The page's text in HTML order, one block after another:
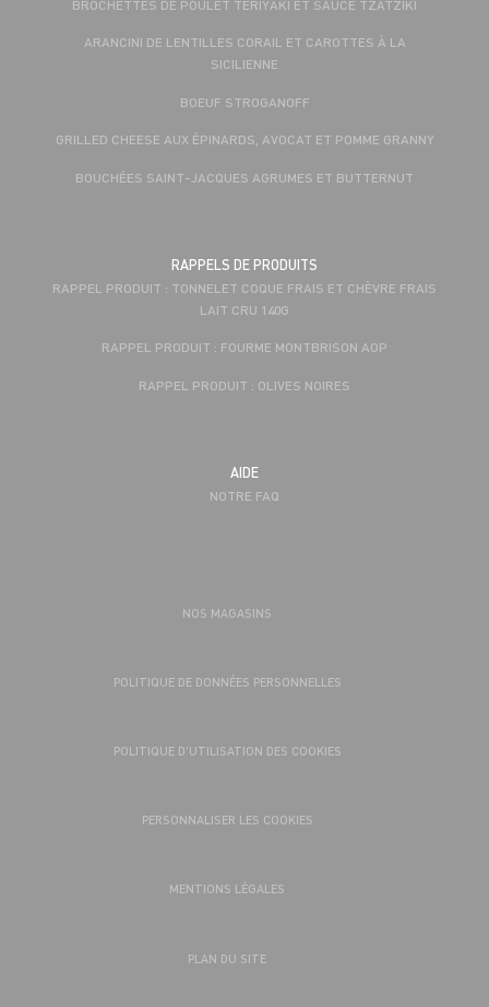
BROCHETTES DE POULET TERIYAKI ET SAUCE TZATZIKI
ARANCINI DE LENTILLES CORAIL ET CAROTTES À LA
SICILIENNE
BOEUF STROGANOFF
GRILLED CHEESE AUX ÉPINARDS, AVOCAT ET POMME GRANNY
BOUCHÉES SAINT-JACQUES AGRUMES ET BUTTERNUT
RAPPELS DE PRODUITS
RAPPEL PRODUIT : TONNELET COQUE FRAIS ET CHÈVRE FRAIS
LAIT CRU 140G
RAPPEL PRODUIT : FOURME MONTBRISON AOP
RAPPEL PRODUIT : OLIVES NOIRES
AIDE
NOTRE FAQ
NOS MAGASINS
POLITIQUE DE DONNÉES PERSONNELLES
POLITIQUE D’UTILISATION DES COOKIES
PERSONNALISER LES COOKIES
MENTIONS LÉGALES
PLAN DU SITE